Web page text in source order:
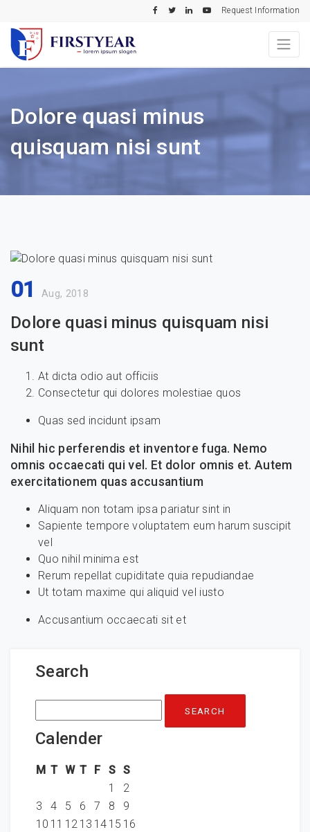
Request Information
Dolore quasi minus
quisquam nisi sunt
01 Aug, 2018
Dolore quasi minus quisquam nisi
sunt
At dicta odio aut officiis
Consectetur qui dolores molestiae quos
Quas sed incidunt ipsam
Nihil hic perferendis et inventore fuga. Nemo
omnis occaecati qui vel. Et dolor omnis et. Autem
exercitationem quas accusantium
Aliquam non totam ipsa pariatur sint in
Sapiente tempore voluptatem eum harum suscipit
vel
Quo nihil minima est
Rerum repellat cupiditate quia repudiandae
Ut totam maxime qui aliquid vel iusto
Accusantium occaecati sit et
Search
Search
for:
Calender
M T W T F S S
1
2
3
4 5 6 7 8
9
10 11 12 13 14 15 16